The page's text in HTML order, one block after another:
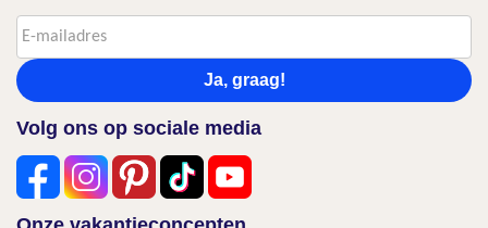
Ja, graag!
Volg ons op sociale media